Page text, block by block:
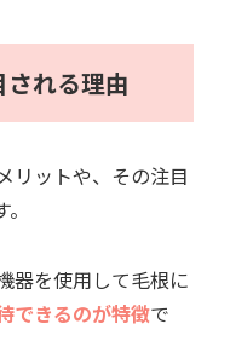
れる理由
リットや、その注目
器を使用して毛根に
できるのが特徴で